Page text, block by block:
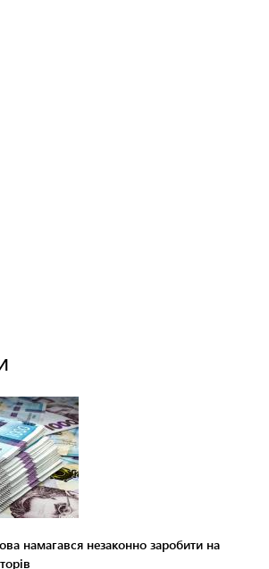
намагався незаконно заробити на